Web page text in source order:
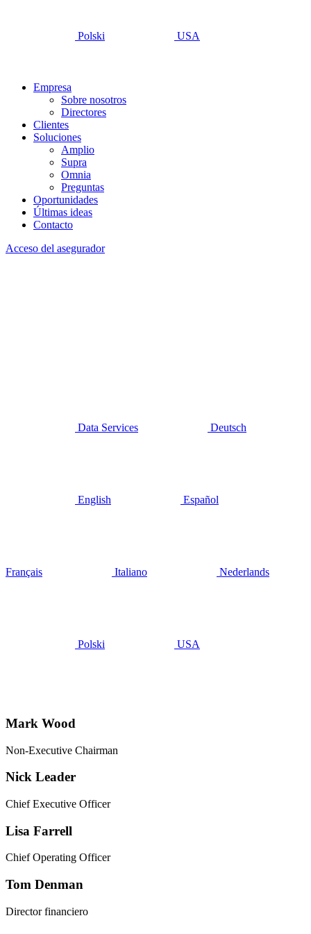
Polski USA
Empresa
Sobre nosotros
Directores
Clientes
Soluciones
Amplio
Supra
Omnia
Preguntas
Oportunidades
Últimas ideas
Contacto
Acceso del asegurador
Data Services Deutsch
English Español
Français Italiano Nederlands
Polski USA
Mark Wood
Non-Executive Chairman
Nick Leader
Chief Executive Officer
Lisa Farrell
Chief Operating Officer
Tom Denman
Director financiero